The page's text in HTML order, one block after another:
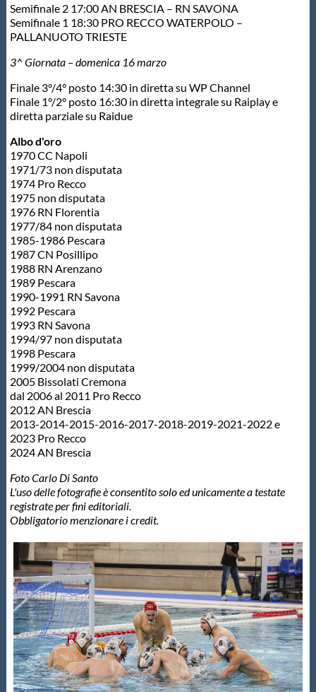
Semifinale 2 17:00 AN BRESCIA – RN SAVONA
Semifinale 1 18:30 PRO RECCO WATERPOLO –
PALLANUOTO TRIESTE
3^ Giornata – domenica 16 marzo
Finale 3°/4° posto 14:30 in diretta su WP Channel
Finale 1°/2° posto 16:30 in diretta integrale su Raiplay e
diretta parziale su Raidue
Albo d'oro
1970 CC Napoli
1971/73 non disputata
1974 Pro Recco
1975 non disputata
1976 RN Florentia
1977/84 non disputata
1985-1986 Pescara
1987 CN Posillipo
1988 RN Arenzano
1989 Pescara
1990-1991 RN Savona
1992 Pescara
1993 RN Savona
1994/97 non disputata
1998 Pescara
1999/2004 non disputata
2005 Bissolati Cremona
dal 2006 al 2011 Pro Recco
2012 AN Brescia
2013-2014-2015-2016-2017-2018-2019-2021-2022 e
2023 Pro Recco
2024 AN Brescia
Foto Carlo Di Santo
L'uso delle fotografie è consentito solo ed unicamente a testate
registrate per fini editoriali.
Obbligatorio menzionare i credit.